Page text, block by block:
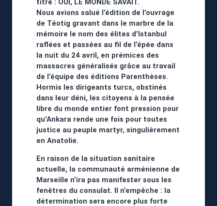
titre : OUI, LE MONDE SAVAIT.
Nous avions salué l’édition de l’ouvrage
de Téotig gravant dans le marbre de la
mémoire le nom des élites d’Istanbul
raflées et passées au fil de l’épée dans
la nuit du 24 avril, en prémices des
massacres généralisés grâce au travail
de l’équipe des éditions Parenthèses.
Hormis les dirigeants turcs, obstinés
dans leur déni, les citoyens à la pensée
libre du monde entier font pression pour
qu’Ankara rende une fois pour toutes
justice au peuple martyr, singulièrement
en Anatolie.
En raison de la situation sanitaire
actuelle, la communauté arménienne de
Marseille n’ira pas manifester sous les
fenêtres du consulat. Il n’empêche : la
détermination sera encore plus forte